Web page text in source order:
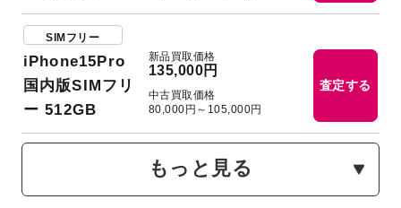
SIMフリー
iPhone15Pro
国内版SIMフリ
ー 512GB
新品買取価格
135,000円
中古買取価格
80,000円～105,000円
査定する
もっと見る